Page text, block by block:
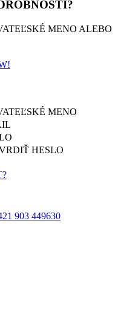
MENO ALEBO
MENO
HESLO
903 449630